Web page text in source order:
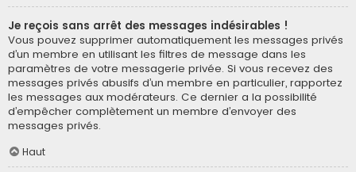
Je reçois sans arrêt des messages indésirables !
Vous pouvez supprimer automatiquement les messages privés
d’un membre en utilisant les filtres de message dans les
paramètres de votre messagerie privée. Si vous recevez des
messages privés abusifs d’un membre en particulier, rapportez
les messages aux modérateurs. Ce dernier a la possibilité
d’empêcher complètement un membre d’envoyer des
messages privés.
Haut